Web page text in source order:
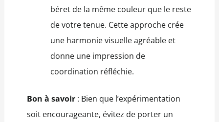
béret de la même couleur que le reste
de votre tenue. Cette approche crée
une harmonie visuelle agréable et
donne une impression de
coordination réfléchie.
Bon à savoir: Bien que l’expérimentation
soit encourageante, évitez de porter un